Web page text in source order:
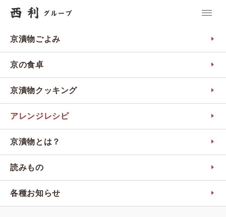
京漬物ごよみ
京の食卓
京漬物クッキング
アレンジレシピ
京漬物とは？
読みもの
各種お知らせ